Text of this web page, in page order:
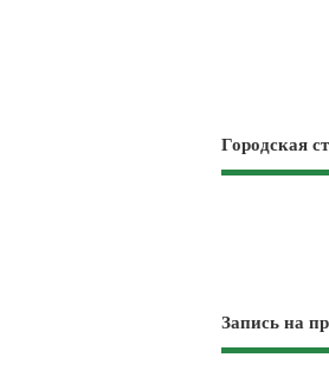
Городская
Запись на